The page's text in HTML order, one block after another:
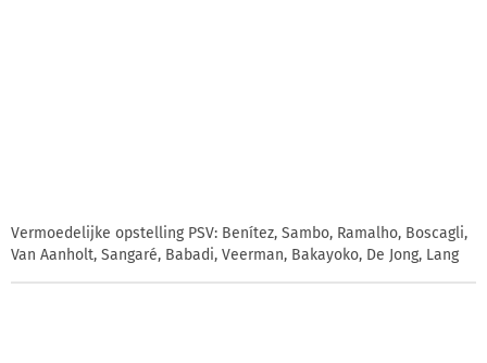
Vermoedelijke opstelling PSV: Benítez, Sambo, Ramalho, Boscagli,
Van Aanholt, Sangaré, Babadi, Veerman, Bakayoko, De Jong, Lang